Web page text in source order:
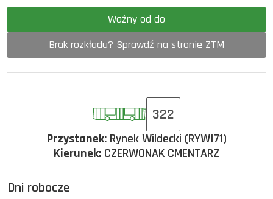
Ważny od do
Brak rozkładu? Sprawdź na stronie ZTM
322
Przystanek:Rynek Wildecki (RYWI71)
Kierunek: CZERWONAK CMENTARZ
Dni robocze